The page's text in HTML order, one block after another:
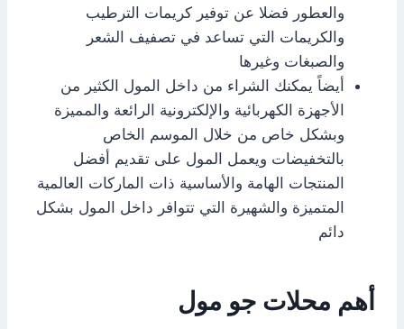
والعطور فضلا عن توفير كريمات الترطيب
والكريمات التي تساعد في تصفيف الشعر
والصبغات وغيرها
أيضاً يمكنك الشراء من داخل المول الكثير من
الأجهزة الكهربائية والإلكترونية الرائعة والمميزة
وبشكل خاص من خلال الموسم الخاص
بالتخفيضات ويعمل المول على تقديم أفضل
المنتجات الهامة والأساسية ذات الماركات العالمية
المتميزة والشهيرة التي تتوافر داخل المول بشكل
دائم
أهم محلات جو مول